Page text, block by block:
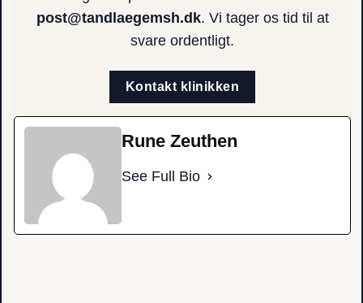
post@tandlaegemsh.dk. Vi tager os tid til at
svare ordentligt.
Kontakt klinikken
Rune Zeuthen
See Full Bio